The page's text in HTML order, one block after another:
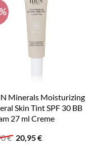
Minerals Moisturizing
Skin Tint SPF 30 BB
27 ml Creme
€ Ursprünglicher
Preis
20,95€Aktueller